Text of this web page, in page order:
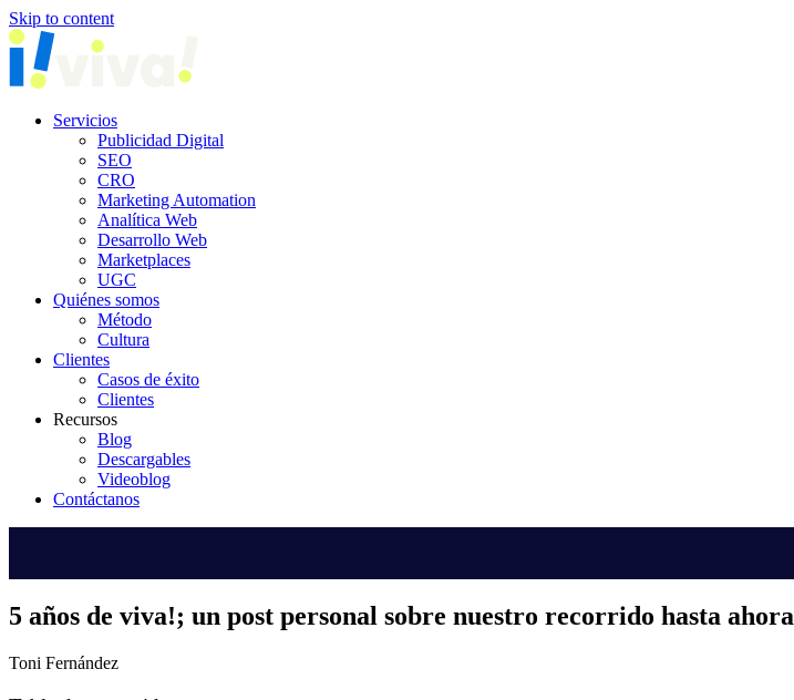
Skip to content
Servicios
Publicidad Digital
SEO
CRO
Marketing Automation
Analítica Web
Desarrollo Web
Marketplaces
UGC
Quiénes somos
Método
Cultura
Clientes
Casos de éxito
Clientes
Recursos
Blog
Descargables
Videoblog
Contáctanos
5 años de viva!; un post personal sobre nuestro recorrido hasta ahora
Toni Fernández